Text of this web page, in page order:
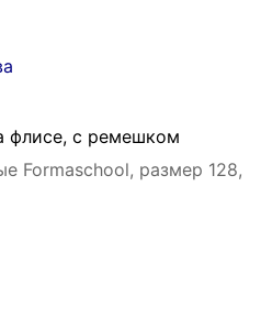
флисе, с ремешком
Formaschool, размер 128,